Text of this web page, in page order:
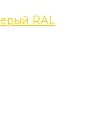
RAL